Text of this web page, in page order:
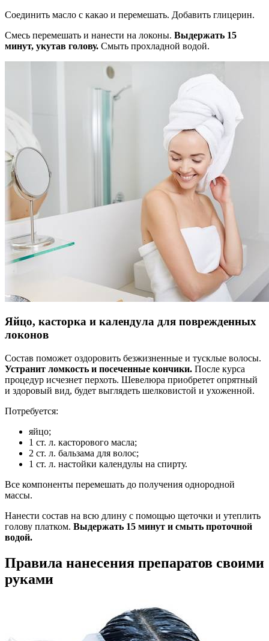
Соединить масло с какао и перемешать. Добавить глицерин.
Смесь перемешать и нанести на локоны. Выдержать 15
минут, укутав голову. Смыть прохладной водой.
Яйцо, касторка и календула для поврежденных
локонов
Состав поможет оздоровить безжизненные и тусклые волосы.
Устранит ломкость и посеченные кончики. После курса
процедур исчезнет перхоть. Шевелюра приобретет опрятный
и здоровый вид, будет выглядеть шелковистой и ухоженной.
Потребуется:
яйцо;
1 ст. л. касторового масла;
2 ст. л. бальзама для волос;
1 ст. л. настойки календулы на спирту.
Все компоненты перемешать до получения однородной
массы.
Нанести состав на всю длину с помощью щеточки и утеплить
голову платком. Выдержать 15 минут и смыть проточной
водой.
Правила нанесения препаратов своими
руками